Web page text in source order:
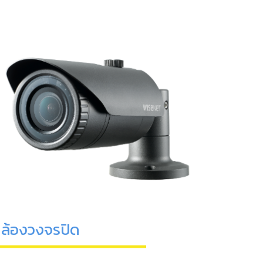
องวงจรปิด